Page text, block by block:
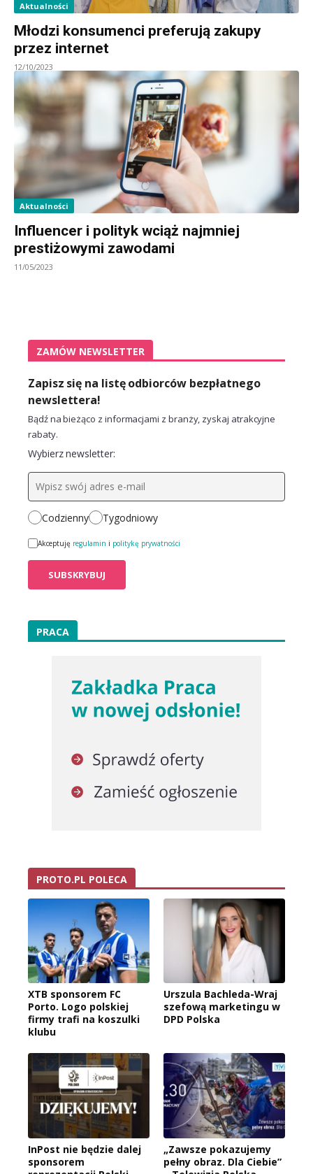
Aktualności
Młodzi konsumenci preferują zakupy
przez internet
12/10/2023
Aktualności
Influencer i polityk wciąż najmniej
prestiżowymi zawodami
11/05/2023
ZAMÓW NEWSLETTER
Zapisz się na listę odbiorców bezpłatnego
newslettera!
Bądź na bieżąco z informacjami z branży, zyskaj atrakcyjne
rabaty.
Wybierz newsletter:
Codzienny Tygodniowy
Akceptuję regulamin i politykę prywatności
PRACA
PROTO.PL POLECA
XTB sponsorem FC
Porto. Logo polskiej
firmy trafi na koszulki
klubu
Urszula Bachleda-Wraj
szefową marketingu w
DPD Polska
InPost nie będzie dalej
sponsorem
„Zawsze pokazujemy
pełny obraz. Dla Ciebie”